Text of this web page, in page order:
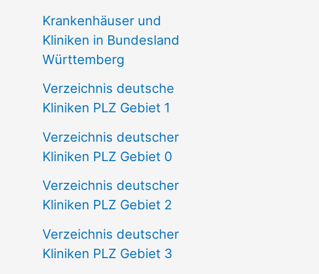
Krankenhäuser und
Kliniken in Bundesland
Württemberg
Verzeichnis deutsche
Kliniken PLZ Gebiet 1
Verzeichnis deutscher
Kliniken PLZ Gebiet 0
Verzeichnis deutscher
Kliniken PLZ Gebiet 2
Verzeichnis deutscher
Kliniken PLZ Gebiet 3